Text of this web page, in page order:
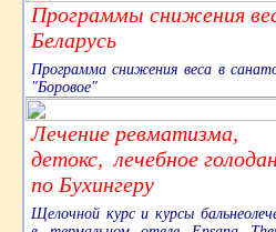
Программы снижения
Беларусь
Программа снижения веса в
"Боровое"
Лечение ревматизма,
детокс, лечебное
по Бухингеру
Щелочной курс и курсы